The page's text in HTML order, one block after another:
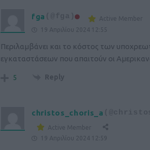
fga (@fga)
Active Member
19 Απριλίου 2024 12:55
Περιλαμβάνει και το κόστος των
εγκαταστάσεων που απαιτούν οι
5 Reply
christos_choris_a
Active Member
19 Απριλίου 2024 12:59